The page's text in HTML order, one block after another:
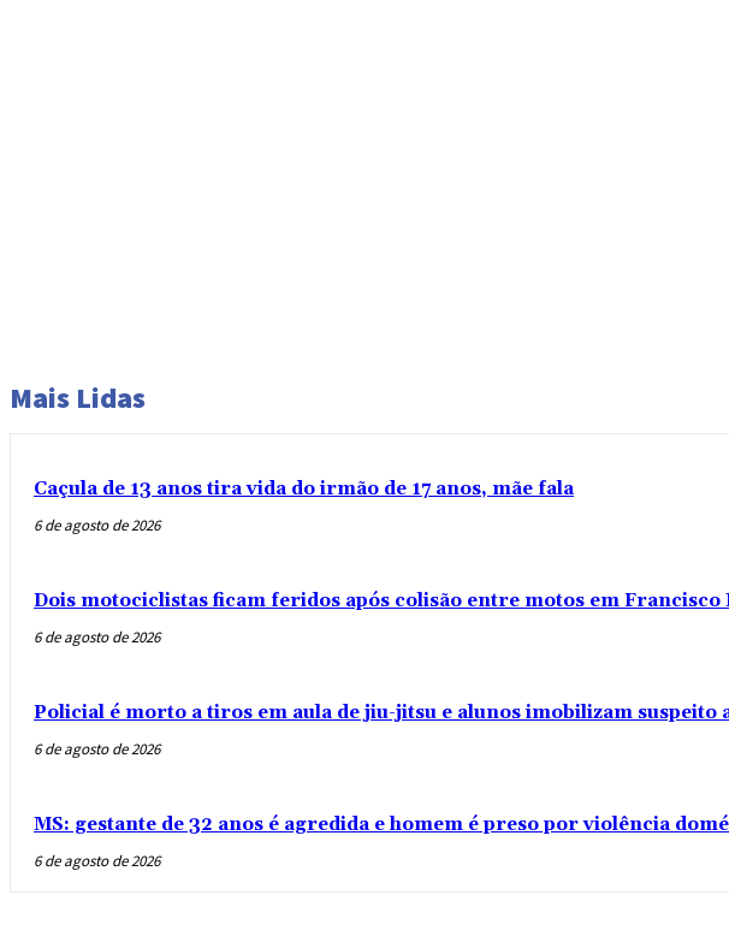
Mais Lidas
Caçula de 13 anos tira vida do irmão de 17 anos, mãe fala
6 de agosto de 2026
Dois motociclistas ficam feridos após colisão entre motos em Francisco
6 de agosto de 2026
Policial é morto a tiros em aula de jiu-jitsu e alunos imobilizam suspeito
6 de agosto de 2026
MS: gestante de 32 anos é agredida e homem é preso por violência
6 de agosto de 2026